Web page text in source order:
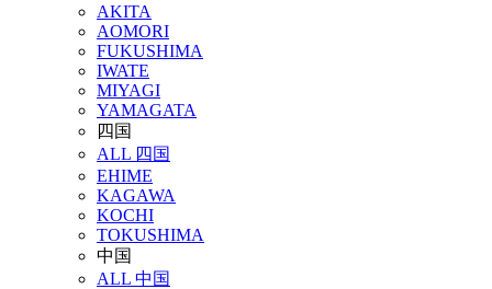
AKITA
AOMORI
FUKUSHIMA
IWATE
MIYAGI
YAMAGATA
四国
ALL 四国
EHIME
KAGAWA
KOCHI
TOKUSHIMA
中国
ALL 中国